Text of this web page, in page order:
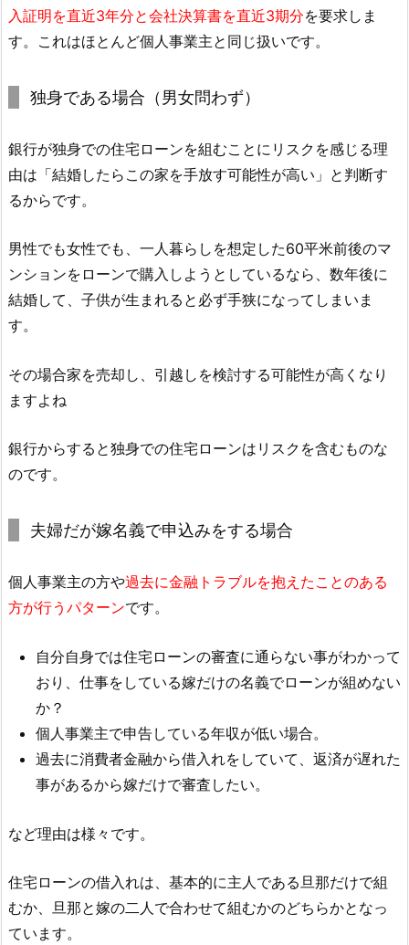
入証明を直近3年分と会社決算書を直近3期分を要求しま
す。これはほとんど個人事業主と同じ扱いです。
独身である場合（男女問わず）
銀行が独身での住宅ローンを組むことにリスクを感じる理
由は「結婚したらこの家を手放す可能性が高い」と判断す
るからです。
男性でも女性でも、一人暮らしを想定した60平米前後のマ
ンションをローンで購入しようとしているなら、数年後に
結婚して、子供が生まれると必ず手狭になってしまいま
す。
その場合家を売却し、引越しを検討する可能性が高くなり
ますよね
銀行からすると独身での住宅ローンはリスクを含むものな
のです。
夫婦だが嫁名義で申込みをする場合
個人事業主の方や過去に金融トラブルを抱えたことのある
方が行うパターンです。
自分自身では住宅ローンの審査に通らない事がわかって
おり、仕事をしている嫁だけの名義でローンが組めない
か？
個人事業主で申告している年収が低い場合。
過去に消費者金融から借入れをしていて、返済が遅れた
事があるから嫁だけで審査したい。
など理由は様々です。
住宅ローンの借入れは、基本的に主人である旦那だけで組
むか、旦那と嫁の二人で合わせて組むかのどちらかとなっ
ています。